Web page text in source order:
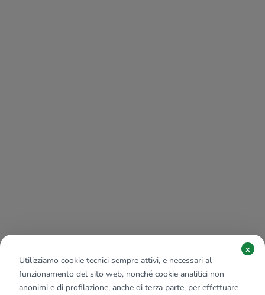
Utilizziamo cookie tecnici sempre attivi, e necessari al
funzionamento del sito web, nonché cookie analitici non
anonimi e di profilazione, anche di terza parte, per effettuare
x